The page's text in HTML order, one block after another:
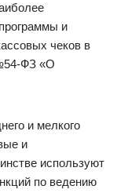
и
чеков в
ФЗ «О
и мелкого
и
используют
по ведению